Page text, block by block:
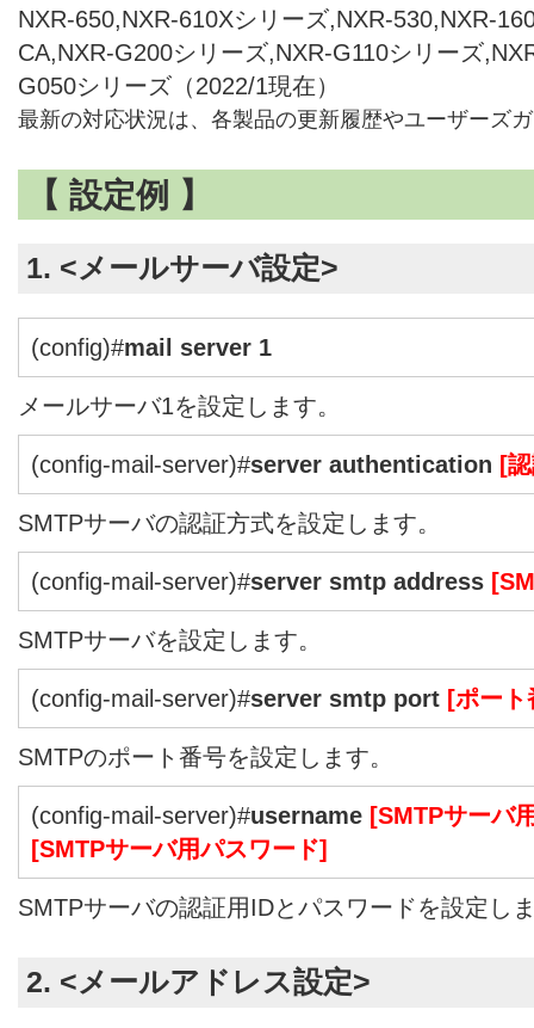
NXR-650,NXR-610Xシリーズ,NXR-530,NXR-
CA,NXR-G200シリーズ,NXR-G110シリーズ
G050シリーズ（2022/1現在）
最新の対応状況は、各製品の更新履歴やユーザーズ
【 設定例 】
1. <メールサーバ設定>
(config)#mail server 1
メールサーバ1を設定します。
(config-mail-server)#server authentication [
SMTPサーバの認証方式を設定します。
(config-mail-server)#server smtp address
SMTPサーバを設定します。
(config-mail-server)#server smtp port [ポート
SMTPのポート番号を設定します。
(config-mail-server)#username [SMTPサーバ
[SMTPサーバ用パスワード]
SMTPサーバの認証用IDとパスワードを設定し
2. <メールアドレス設定>